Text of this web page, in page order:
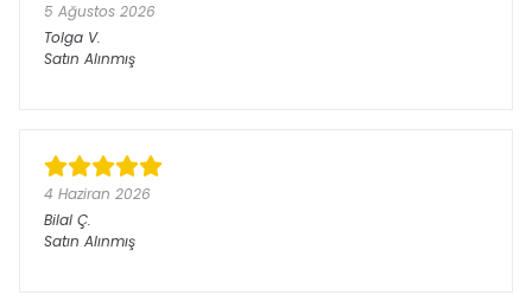
5 Ağustos 2026
Tolga V.
Satın Alınmış
4 Haziran 2026
Bilal Ç.
Satın Alınmış